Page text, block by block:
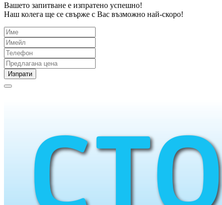
Вашето запитване е изпратено успешно!
Наш колега ще се свърже с Вас възможно най-скоро!
Изпрати